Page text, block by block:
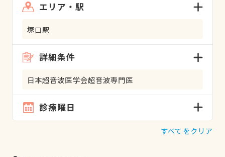
エリア・駅
塚口駅
詳細条件
日本超音波医学会超音波専門医
診療曜日
すべてをクリア